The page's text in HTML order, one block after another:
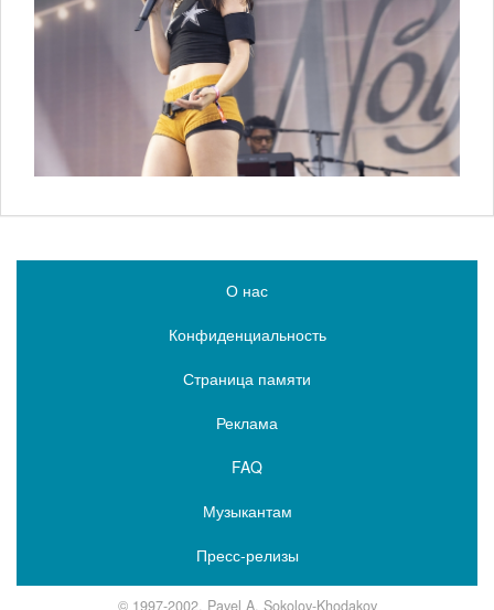
О нас
Конфиденциальность
Страница памяти
Реклама
FAQ
Музыкантам
Пресс-релизы
© 1997-2002, Pavel A. Sokolov-Khodakov